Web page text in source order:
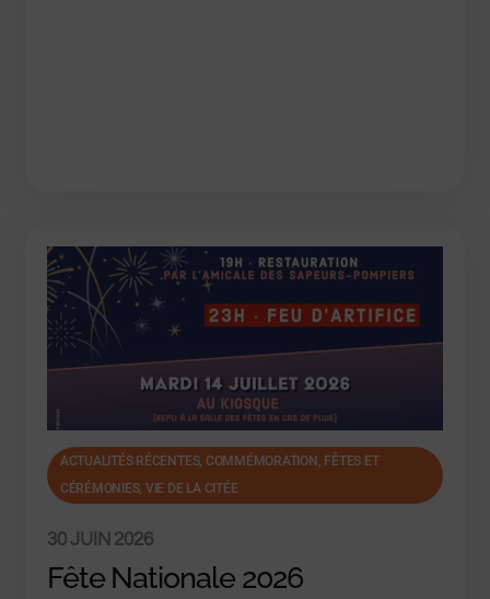
ACTUALITÉS RÉCENTES, COMMÉMORATION , FÊTES ET
CÉRÉMONIES, VIE DE LA CITÉE
30 JUIN 2026
Fête Nationale 2026